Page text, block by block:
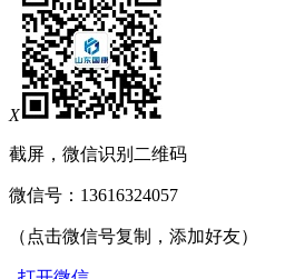
X
截屏，微信识别二维码
微信号： 13616324057
（点击微信号复制，添加好友）